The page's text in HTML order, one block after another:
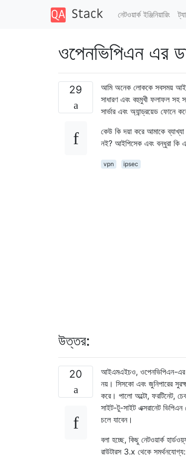
নেটওয়ার্ক ইঞ্জিনিয়ারিং
ওপেনভিপিএন এর
29
আমি অনেক লোককে সবসময়
সাধারণ এবং বহুমুখী ফলাফল সহ
সার্ভার এবং অ্যান্ড্রয়েড ফোনে
কেউ কি দয়া করে আমাকে
নই? আইপিসেক এবং বন্ধুরা কি
vpn ipsec
উত্তর:
20
আইএমএইচও, ওপেনভিপিএন-এর
নয়। সিসকো এবং জুনিপারের
করে। পালো অল্টো, ফরটিনেট,
সাইট-টু-সাইট এক্সরানেট
চলে যাবেন।
বলা হচ্ছে, কিছু নেটওয়ার্ক
রাউটারস 3.x থেকে সমর্থনযোগ্য: